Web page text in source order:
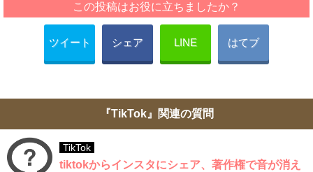
この投稿はお役に立ちましたか？
ツイート シェア LINE はてブ
『TikTok』関連の質問
TikTok
tiktokからインスタにシェア、著作権で音が消え